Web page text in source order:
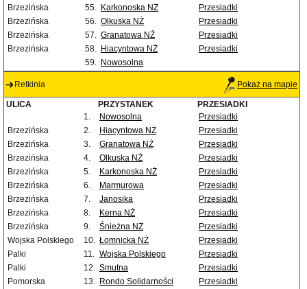
Brzezińska
55. Karkonoska NŻ
Przesiadki
Brzezińska
56. Olkuska NŻ
Przesiadki
Brzezińska
57. Granatowa NŻ
Przesiadki
Brzezińska
58. Hiacyntowa NŻ
Przesiadki
59. Nowosolna
Retkinia Pokaż na mapie
ULICA PRZYSTANEK
PRZESIADKI
1.
Nowosolna
Przesiadki
Brzezińska
2. Hiacyntowa NŻ
Przesiadki
Brzezińska
3. Granatowa NŻ
Przesiadki
Brzezińska
4. Olkuska NŻ
Przesiadki
Brzezińska
5. Karkonoska NŻ
Przesiadki
Brzezińska
6. Marmurowa
Przesiadki
Brzezińska
7. Janosika
Przesiadki
Brzezińska
8. Kerna NŻ
Przesiadki
Brzezińska
9. Śnieżna NŻ
Przesiadki
Wojska Polskiego
10. Łomnicka NŻ
Przesiadki
Palki
11. Wojska Polskiego
Przesiadki
Palki
12. Smutna
Przesiadki
Pomorska
13. Rondo Solidarności
Przesiadki